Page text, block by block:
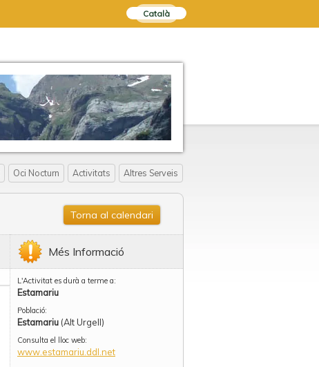
Català
Oci Nocturn Activitats Altres Serveis
Torna al calendari
Més Informació
L'Activitat es durà a terme a:
Estamariu
Població:
Estamariu (Alt Urgell)
Consulta el lloc web:
www.estamariu.ddl.net